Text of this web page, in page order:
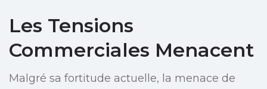
Les Tensions
Commerciales Menacent
Malgré sa fortitude actuelle, la menace de